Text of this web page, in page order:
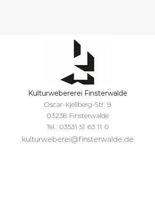
Kulturwebererei Finsterwalde
Oscar-Kjellberg-Str. 9
03238 Finsterwalde
Tel.: 03531 51 63 11 0
kulturweberei@finsterwalde.de